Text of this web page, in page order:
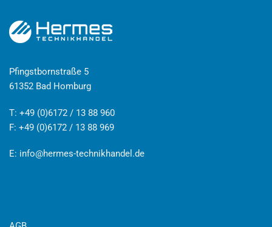
Pfingstbornstraße 5
61352 Bad Homburg
T: +49 (0)6172 / 13 88 960
F: +49 (0)6172 / 13 88 969
E: info@hermes-technikhandel.de